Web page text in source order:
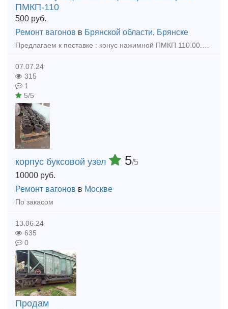
ПМКП-110
500 руб.
Ремонт вагонов в Брянской области, Брянске
Предлагаем к поставке : конус нажимной ПМКП 110.00.00.005 новый производства БСЗ 2008 г.выпуска в количестве 200 шт.
07.07.24
315
1
5/5
корпус буксовой узел 5/5
10000 руб.
Ремонт вагонов в Москве
По закасом
13.06.24
635
0
Продам